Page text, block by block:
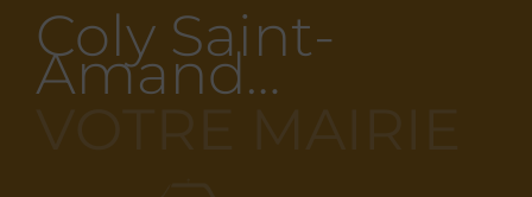
Coly Saint-
Amand…